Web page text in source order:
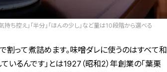
ち控え」「半分」「ほんの少し」など量は10段階から選べる
割って煮詰めます。味噌ダレに使うのはすべて和
いるんです」とは1927（昭和2）年創業の「葉栗